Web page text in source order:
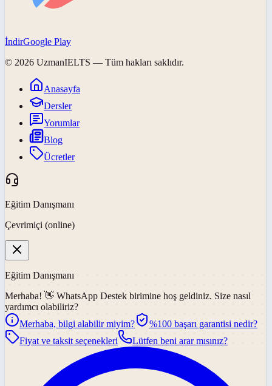
İndirGoogle Play
© 2026 UzmanIELTS — Tüm hakları saklıdır.
Anasayfa
Dersler
Yorumlar
Blog
Ücretler
Eğitim Danışmanı
Çevrimiçi (online)
Eğitim Danışmanı
Merhaba! 👋 WhatsApp Destek birimine hoş geldiniz. Size nasıl
yardımcı olabiliriz?
Merhaba, bilgi alabilir miyim?
%100 başarı garantisi nedir?
Fiyat ve taksit seçenekleri
Lütfen beni arar mısınız?